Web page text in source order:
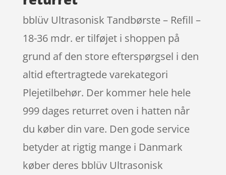
bblüv Ultrasonisk Tandbørste – Refill –
18-36 mdr. er tilføjet i shoppen på
grund af den store efterspørgsel i den
altid eftertragtede varekategori
Plejetilbehør. Der kommer hele hele
999 dages returret oven i hatten når
du køber din vare. Den gode service
betyder at rigtig mange i Danmark
køber deres bblüv Ultrasonisk